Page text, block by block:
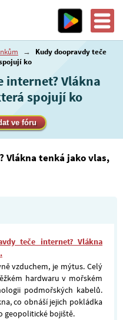
→
Kudy doopravdy teče
ko
internet? Vlákna
spojují ko
Vlákna tenká jako vlas,
teče internet? Vlákna
vzduchem, je mýtus. Celý
hardwaru v mořském
podmořských kabelů.
co obnáší jejich pokládka
geopolitické bojiště.